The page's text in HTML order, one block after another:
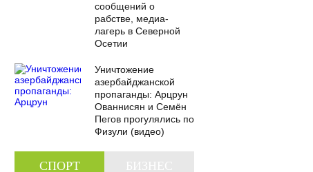
сообщений о
рабстве, медиа-
лагерь в Северной
Осетии
Уничтожение
азербайджанской
пропаганды: Арцрун
Ованнисян и Семён
Пегов прогулялись по
Физули (видео)
СПОРТ